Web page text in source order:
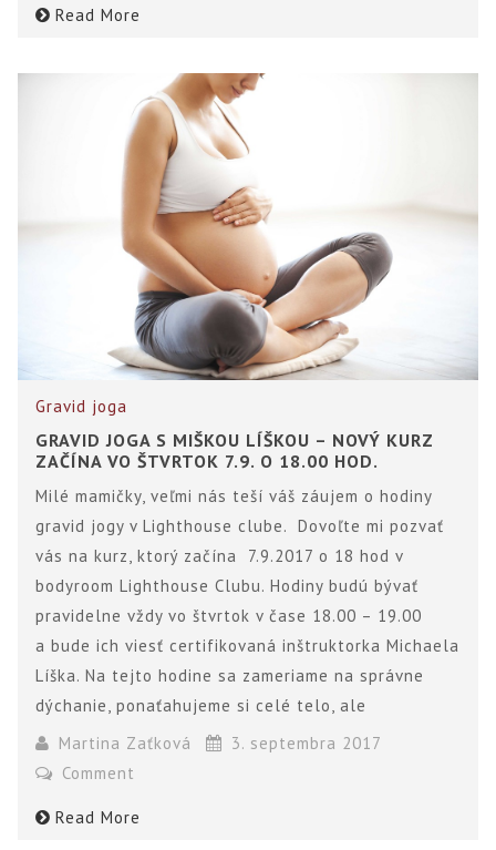
Read More
Gravid joga
GRAVID JOGA S MIŠKOU LÍŠKOU – NOVÝ KURZ
ZAČÍNA VO ŠTVRTOK 7.9. O 18.00 HOD.
Milé mamičky, veľmi nás teší váš záujem o hodiny
gravid jogy v Lighthouse clube. Dovoľte mi pozvať
vás na kurz, ktorý začína 7.9.2017 o 18 hod v
bodyroom Lighthouse Clubu. Hodiny budú bývať
pravidelne vždy vo štvrtok v čase 18.00 – 19.00
a bude ich viesť certifikovaná inštruktorka Michaela
Líška. Na tejto hodine sa zameriame na správne
dýchanie, ponaťahujeme si celé telo, ale
Martina Zaťková
3. septembra 2017
Comment
Read More